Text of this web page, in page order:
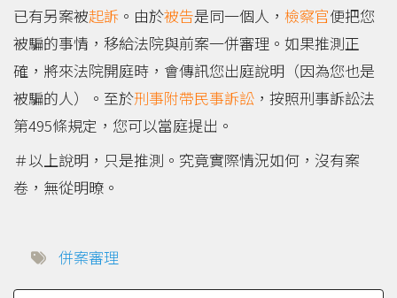
已有另案被起訴 。由於被告是同一個人， 檢察官便把您
被騙的事情，移給法院與前案一併審理。如果推測正
確，將來法院開庭時，會傳訊您出庭說明（因為您也是
被騙的人）。至於刑事附帶民事訴訟 ，按照刑事訴訟法
第495條規定，您可以當庭提出。
＃以上說明，只是推測。究竟實際情況如何，沒有案
卷，無從明暸。
併案審理